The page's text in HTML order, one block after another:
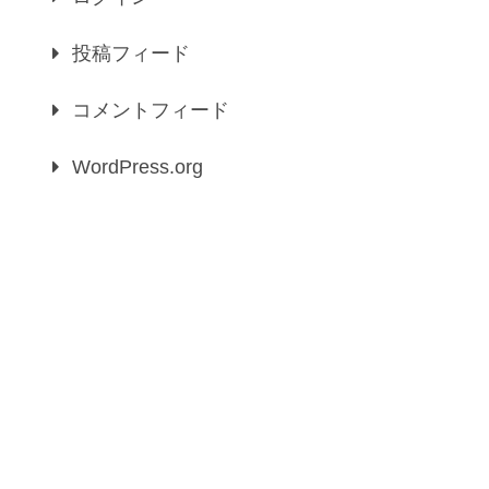
投稿フィード
コメントフィード
WordPress.org